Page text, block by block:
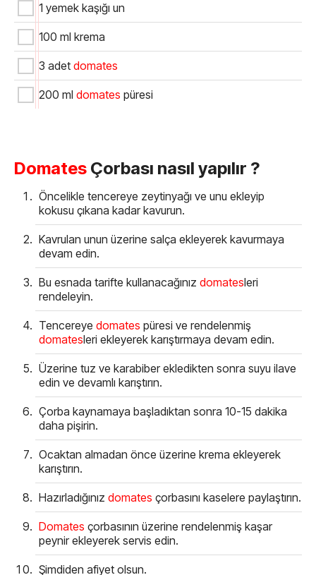
1 yemek kaşığı un
100 ml krema
3 adet domates
200 ml domates püresi
Domates Çorbası nasıl yapılır ?
Öncelikle tencereye zeytinyağı ve unu ekleyip
kokusu çıkana kadar kavurun.
Kavrulan unun üzerine salça ekleyerek kavurmaya
devam edin.
Bu esnada tarifte kullanacağınız domatesleri
rendeleyin.
Tencereye domates püresi ve rendelenmiş
domatesleri ekleyerek karıştırmaya devam edin.
Üzerine tuz ve karabiber ekledikten sonra suyu ilave
edin ve devamlı karıştırın.
Çorba kaynamaya başladıktan sonra 10-15 dakika
daha pişirin.
Ocaktan almadan önce üzerine krema ekleyerek
karıştırın.
Hazırladığınız domates çorbasını kaselere paylaştırın.
Domates çorbasının üzerine rendelenmiş kaşar
peynir ekleyerek servis edin.
Şimdiden afiyet olsun.